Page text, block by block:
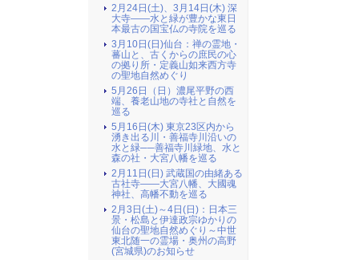
2月24日(土)、3月14日(木) 深
大寺――水と緑が豊かな東日
本最古の国宝仏の寺院を巡る
3月10日(日)仙台：禅の霊地・
蕃山と、古くからの庶民の心
の拠り所・定義山如来西方寺
の聖地自然めぐり
5月26日（日）濃尾平野の西
端、養老山地の寺社と自然を
巡る
5月16日(木) 東京23区内から
湧き出る川・善福寺川沿いの
水と緑──善福寺川緑地、水と
森の社・大宮八幡を巡る
2月11日(日) 武蔵国の由緒ある
古社寺――大宮八幡、大國魂
神社、高幡不動を巡る
2月3日(土)～4日(日)：日本三
景・松島と伊達政宗ゆかりの
仙台の聖地自然めぐり～中世
東北随一の霊場・奥州の高野
(宮城県)のお知らせ